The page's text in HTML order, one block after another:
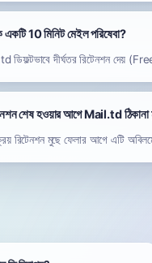
10 মিনিট মেইল পরিষেবা?
দীর্ঘতর রিটেনশন দেয়
শেষ হওয়ার আগে Mail.td ঠিকানা
রিটেনশন মুছে ফেলার আগে এটি